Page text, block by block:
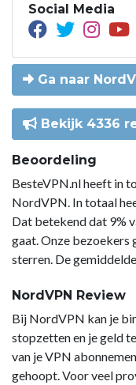
Social Media
Ga naar
Bekijk 4336
Beoordeling
BesteVPN.nl heeft in
NordVPN. In totaal
Dat betekend dat 9%
gaat. Onze bezoekers
sterren. De
NordVPN Review
Bij NordVPN kan je
stopzetten en je geld
van je VPN
gehoopt. Voor veel